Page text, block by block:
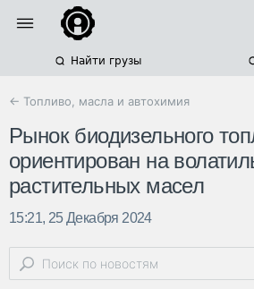
Найти грузы
← Топливо, масла и автохимия
Рынок биодизельного
ориентирован на
растительных масел
15:21, 25 Декабря 2024